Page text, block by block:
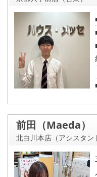
前田（Maeda）
北白川本店（アシスタン